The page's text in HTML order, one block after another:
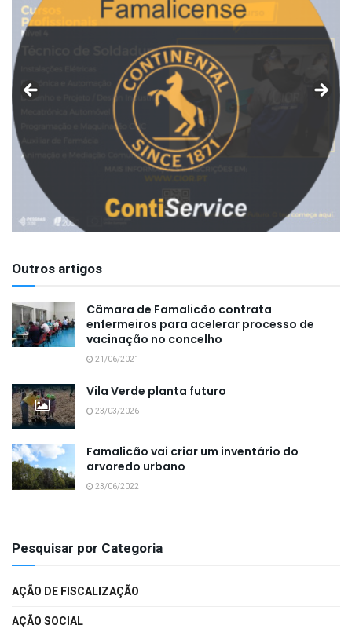
Outros artigos
Câmara de Famalicão contrata
enfermeiros para acelerar processo de
vacinação no concelho
21/06/2021
Vila Verde planta futuro
23/03/2026
Famalicão vai criar um inventário do
arvoredo urbano
23/06/2022
Pesquisar por Categoria
AÇÃO DE FISCALIZAÇÃO
AÇÃO SOCIAL